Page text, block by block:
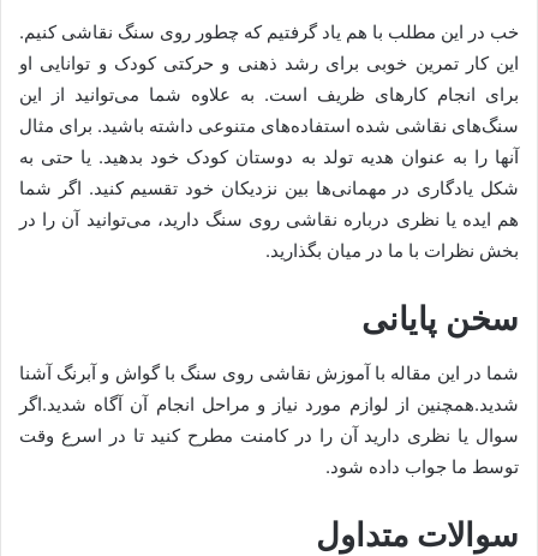
خب در این مطلب با هم یاد گرفتیم که چطور روی سنگ نقاشی کنیم.
این کار تمرین خوبی برای رشد ذهنی و حرکتی کودک و توانایی او
برای انجام کارهای ظریف است. به علاوه شما می‌توانید از این
سنگ‌های نقاشی شده استفاده‌های متنوعی داشته باشید. برای مثال
آنها را به عنوان هدیه تولد به دوستان کودک خود بدهید. یا حتی به
شکل یادگاری در مهمانی‌ها بین نزدیکان خود تقسیم کنید. اگر شما
هم ایده یا نظری درباره نقاشی روی سنگ دارید، می‌توانید آن را در
بخش نظرات با ما در میان بگذارید.
سخن پایانی
شما در این مقاله با آموزش نقاشی روی سنگ با گواش و آبرنگ آشنا
شدید.همچنین از لوازم مورد نیاز و مراحل انجام آن آگاه شدید.اگر
سوال یا نظری دارید آن را در کامنت مطرح کنید تا در اسرع وقت
توسط ما جواب داده شود.
سوالات متداول